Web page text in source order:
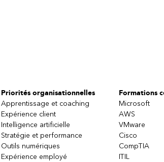
Priorités organisationnelles
Apprentissage et coaching
Expérience client
Intelligence artificielle
Stratégie et performance
Outils numériques
Expérience employé
Formations
Microsoft
AWS
VMware
Cisco
CompTIA
ITIL